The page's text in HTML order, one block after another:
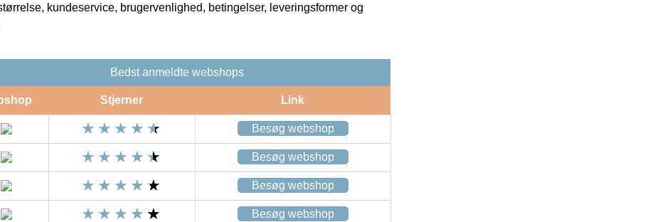
kundeservice, brugervenlighed, betingelser, leveringsformer og
Bedst anmeldte webshops
Stjerner Link
Besøg webshop
Besøg webshop
Besøg webshop
Besøg webshop